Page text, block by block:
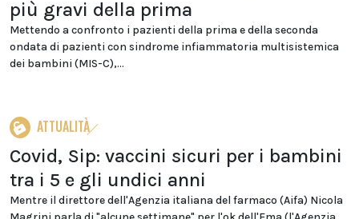
più gravi della prima
Mettendo a confronto i pazienti della prima e della seconda
ondata di pazienti con sindrome infiammatoria multisistemica
dei bambini (MIS-C),...
ATTUALITÀ
Covid, Sip: vaccini sicuri per i bambini
tra i 5 e gli undici anni
Mentre il direttore dell'Agenzia italiana del farmaco (Aifa) Nicola